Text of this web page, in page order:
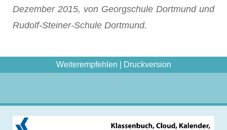
Dezember 2015, von Georgschule Dortmund und
Rudolf-Steiner-Schule Dortmund.
Weiterempfehlen Druckversion